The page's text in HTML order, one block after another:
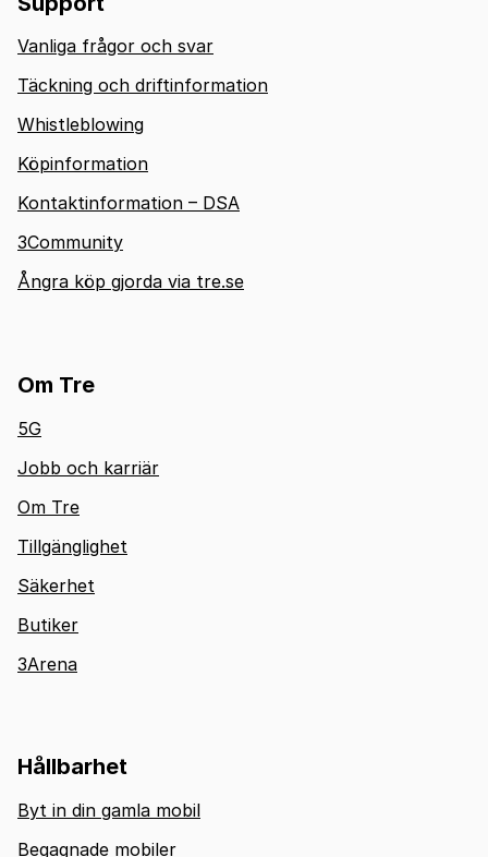
Vanliga frågor och svar
Täckning och driftinformation
Whistleblowing
Köpinformation
Kontaktinformation – DSA
3Community
Ångra köp gjorda via tre.se
Om Tre
5G
Jobb och karriär
Om Tre
Tillgänglighet
Säkerhet
Butiker
3Arena
Hållbarhet
Byt in din gamla mobil
Begagnade mobiler